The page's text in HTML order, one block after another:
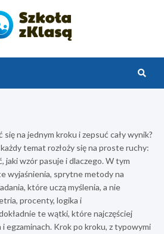
Klasą 2.0
na jednym kroku i zepsuć cały wynik?
temat rozłoży się na proste ruchy:
jaki wzór pasuje i dlaczego. W tym
wyjaśnienia, sprytne metody na
które uczą myślenia, a nie
procenty, logika i
te wątki, które najczęściej
egzaminach. Krok po kroku, z typowymi